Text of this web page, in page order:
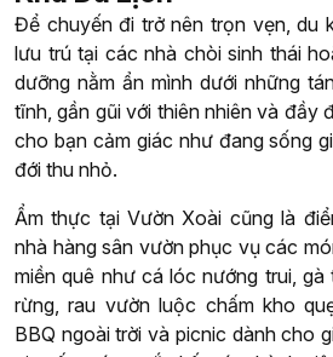
Để chuyến đi trở nên trọn vẹn, du
lưu trú tại các nhà chòi sinh thái
dưỡng nằm ẩn mình dưới những
tĩnh, gần gũi với thiên nhiên và đầy
cho bạn cảm giác như đang sống
đới thu nhỏ.
Ẩm thực tại Vườn Xoài cũng là
nhà hàng sân vườn phục vụ các
miền quê như cá lóc nướng trui, gà
rừng, rau vườn luộc chấm kho
BBQ ngoài trời và picnic dành cho